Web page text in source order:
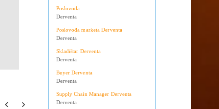
Poslovođa
Derventa
Poslovođa marketa Derventa
Derventa
Skladištar Derventa
Derventa
Buyer Derventa
Derventa
Supply Chain Manager Derventa
Derventa